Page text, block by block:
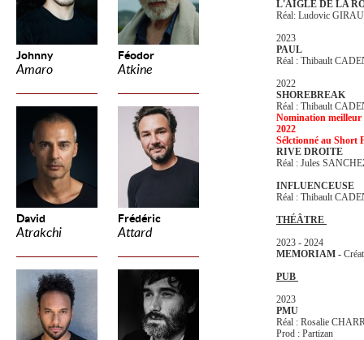
Johnny
Amaro
Féodor
Atkine
David
Atrakchi
Frédéric
Attard
L'AIGLE DE LA
Réal: Ludovic
2023
PAUL
Réal : Thibault
2022
SHOREBREAK
Réal : Thibault
Nomination meilleur
2022
Sélctionné au Short
RIVE DROITE
Réal : Jules
INFLUENCEUSE
Réal : Thibault
THÉÂTRE
2023 - 2024
MEMORIAM -
PUB
2023
PMU
Réal : Rosalie
Prod : Partizan